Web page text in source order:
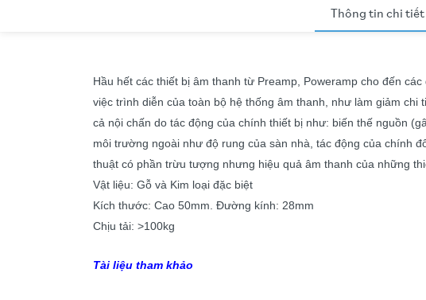
Thông tin chi tiết
Hầu hết các thiết bị âm thanh từ Preamp, Poweramp cho đến
việc trình diễn của toàn bộ hệ thống âm thanh, như làm giảm
cả nội chấn do tác động của chính thiết bị như: biến thế nguồn
môi trường ngoài như độ rung của sàn nhà, tác động của chính
thuật có phần trừu tượng nhưng hiệu quả âm thanh của những
Vật liệu: Gỗ và Kim loại đặc biệt
Kích thước: Cao 50mm. Đường kính: 28mm
Chịu tải: >100kg
Tài liệu tham khảo